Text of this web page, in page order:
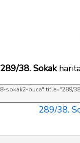
289/38. Sokak
289/38.